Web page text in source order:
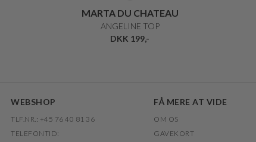
MARTA DU CHATEAU
ANGELINE TOP
DKK 199,-
WEBSHOP
TLF.NR.: +45 76 40 81 36
TELEFONTID:
FÅ MERE AT VIDE
OM OS
GAVEKORT